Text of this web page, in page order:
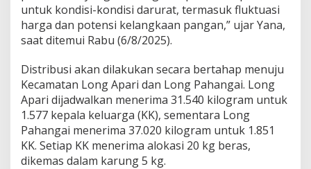
untuk kondisi-kondisi darurat, termasuk fluktuasi
harga dan potensi kelangkaan pangan,” ujar Yana,
saat ditemui Rabu (6/8/2025).
Distribusi akan dilakukan secara bertahap menuju
Kecamatan Long Apari dan Long Pahangai. Long
Apari dijadwalkan menerima 31.540 kilogram untuk
1.577 kepala keluarga (KK), sementara Long
Pahangai menerima 37.020 kilogram untuk 1.851
KK. Setiap KK menerima alokasi 20 kg beras,
dikemas dalam karung 5 kg.